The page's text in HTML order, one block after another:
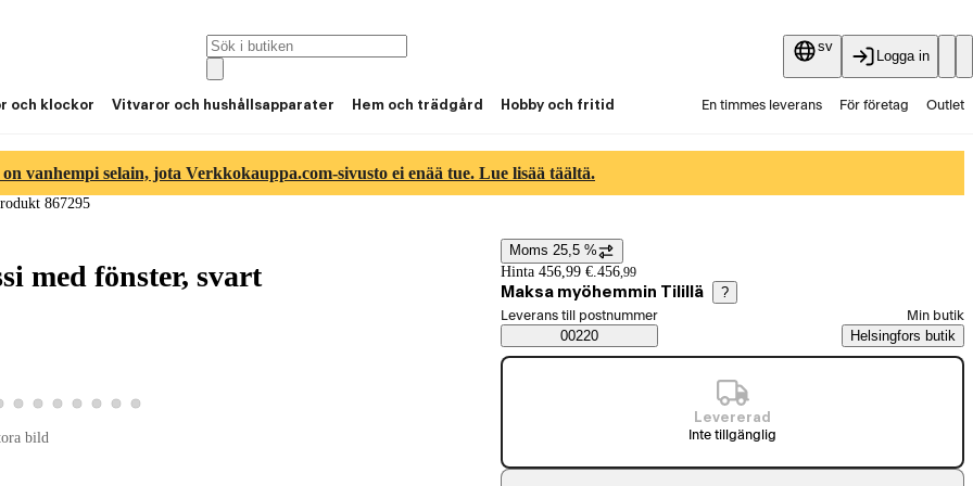
sv
Logga in
och klockor Vitvaror och hushållsapparater Hem och trädgård Hobby och fritid En timmes leverans För företag Outlet
on vanhempi selain, jota Verkkokauppa.com-sivusto ei enää tue. Lue lisää täältä.
867295
med fönster, svart
6 7
produktbild 8
Visa produktbild 9
Visa produktbild 10
Visa produktbild 11
Visa produktbild 12
Visa produktbild 13
Visa produktbild 14
Visa produktbild 15
bild
Prisinformation
Moms 25,5 %
Hinta 456,99 €.456,99
Maksa myöhemmin Tilillä ?
Saatavuustiedot
Välj beställningssätt
Leverans till postnummer
00220
Min butik
Helsingfors butik
Levererad
Inte tillgänglig